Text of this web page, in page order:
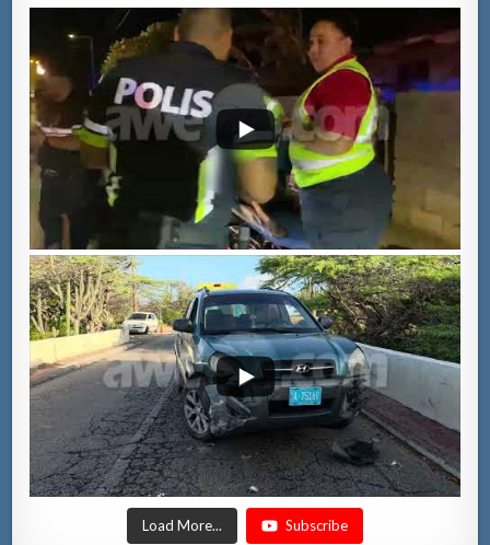
Load More... Subscribe